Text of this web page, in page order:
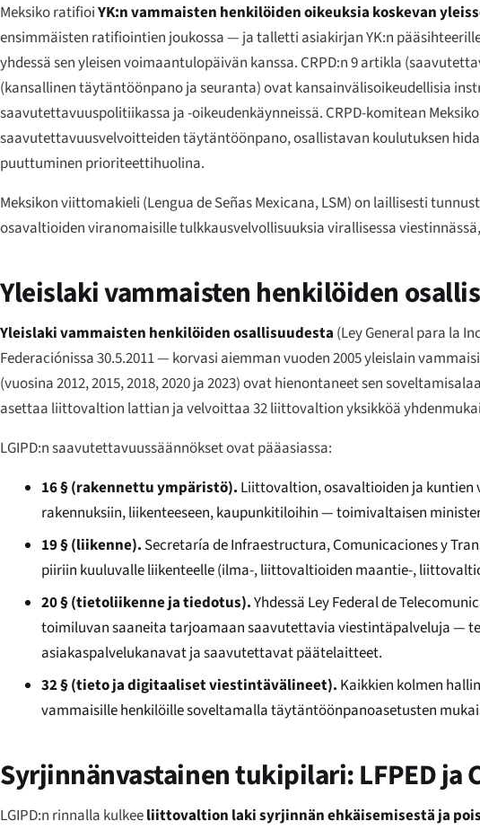
Meksiko ratifioiYK:n vammaisten henkilöiden oikeuksia koskevan
ensimmäisten ratifiointien joukossa — ja talletti asiakirjan YK:n
yhdessä sen yleisen voimaantulopäivän kanssa. CRPD:n 9 artikla
(kansallinen täytäntöönpano ja seuranta) ovat kansainvälisoikeudellisia
saavutettavuuspolitiikassa ja -oikeudenkäynneissä. CRPD-komitean
saavutettavuusvelvoitteiden täytäntöönpano, osallistavan koulutuksen
puuttuminen prioriteettihuolina.
Meksikon viittomakieli (Lengua de Señas Mexicana, LSM) on laillisesti
osavaltioiden viranomaisille tulkkausvelvollisuuksia virallisessa
Yleislaki vammaisten henkilöiden
Yleislaki vammaisten henkilöiden osallisuudesta (Ley General para la
Federaciónissa30.5.2011 — korvasi aiemman vuoden 2005 yleislain
(vuosina 2012, 2015, 2018, 2020 ja 2023) ovat hienontaneet sen
asettaa liittovaltion lattian ja velvoittaa 32 liittovaltion yksikköä
LGIPD:n saavutettavuussäännökset ovat pääasiassa:
16 § (rakennettu ympäristö). Liittovaltion, osavaltioiden ja
rakennuksiin, liikenteeseen, kaupunkitiloihin — toimivaltaisen
19 § (liikenne). Secretaría de Infraestructura, Comunicaciones y
piiriin kuuluvalle liikenteelle (ilma-, liittovaltioiden maantie-,
20 § (tietoliikenne ja tiedotus).Yhdessä Ley Federal de
toimiluvan saaneita tarjoamaan saavutettavia viestintäpalveluja —
asiakaspalvelukanavat ja saavutettavat päätelaitteet.
32 § (tieto ja digitaaliset viestintävälineet). Kaikkien kolmen
vammaisille henkilöille soveltamalla täytäntöönpanoasetusten
Syrjinnänvastainen tukipilari: LFPED ja
LGIPD:n rinnalla kulkeeliittovaltion laki syrjinnän ehkäisemisestä ja